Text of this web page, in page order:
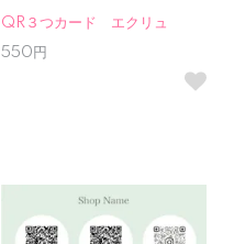
QR３つカード エクリュ
550円